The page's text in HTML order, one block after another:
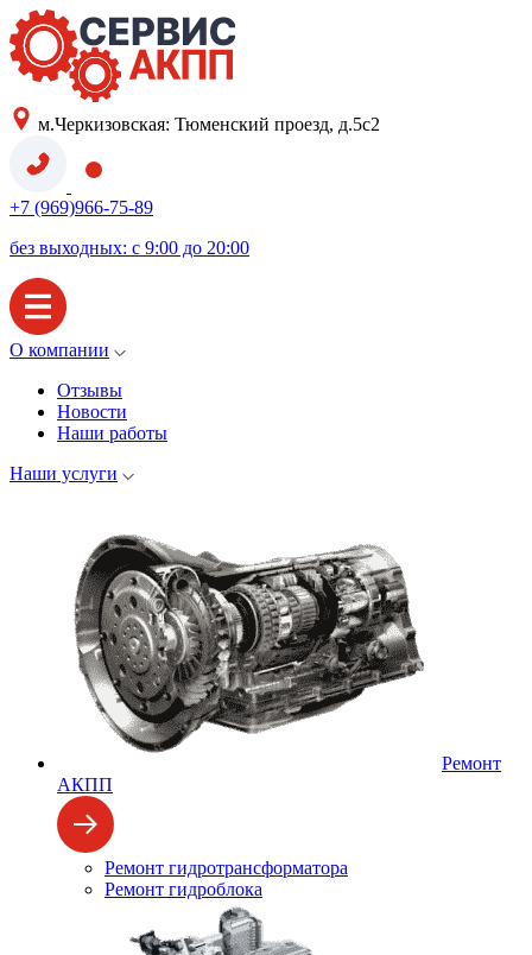
м.Черкизовская: Тюменский проезд, д.5с2
+7 (969)966-75-89
без выходных: с 9:00 до 20:00
О компании
Отзывы
Новости
Наши работы
Наши услуги
Ремонт
АКПП
Ремонт гидротрансформатора
Ремонт гидроблока